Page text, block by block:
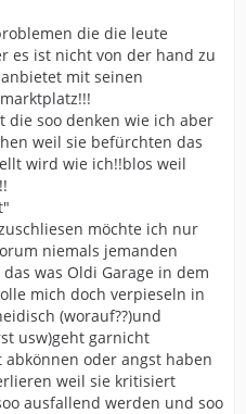
das es nicht
soo eng sehen wie ich
einige andere leute auch
kaufen???"jetzt heißt
gaaaanz billig"grinsss
die die leute
es ist nicht von der hand zu
mit seinen
die soo denken wie ich aber
weil sie befürchten das
wird wie ich!!blos weil
möchte ich nur
niemals jemanden
was Oldi Garage in dem
mich doch verpieseln in
(worauf??)und
usw)geht garnicht
oder angst haben
weil sie kritisiert
ausfallend werden und soo